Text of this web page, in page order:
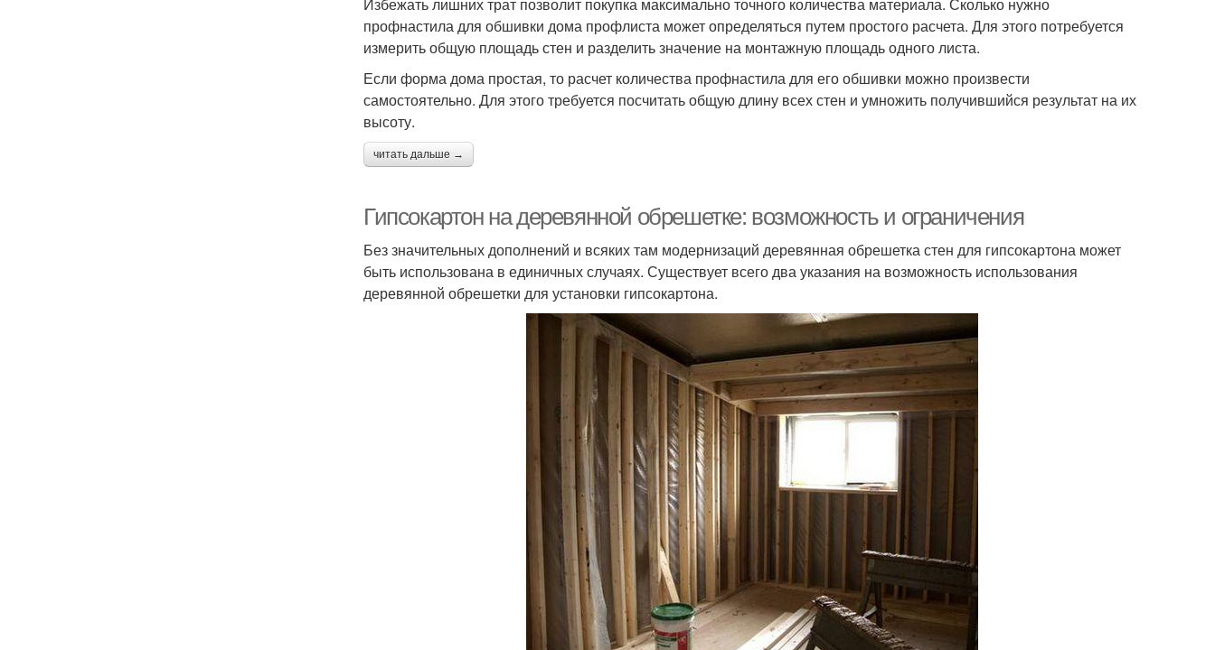
профнастила для обшивки дома профлиста может определяться путем простого расчета. Для этого потребуется
измерить общую площадь стен и разделить значение на монтажную площадь одного листа.
Если форма дома простая, то расчет количества профнастила для его обшивки можно произвести
самостоятельно. Для этого требуется посчитать общую длину всех стен и умножить получившийся результат на их
высоту.
читать дальше →
Гипсокартон на деревянной обрешетке: возможность и ограничения
Без значительных дополнений и всяких там модернизаций деревянная обрешетка стен для гипсокартона может
быть использована в единичных случаях. Существует всего два указания на возможность использования
деревянной обрешетки для установки гипсокартона.